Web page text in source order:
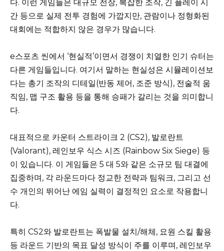
다. 이런 게임들은 대규모 전장, 복잡한 조작, 긴 플레이 시
간 등으로 실제 전투 경험에 가깝지만, 관람이나 정형화된
대회에는 적합하지 않은 경우가 많습니다.
e스포츠 씬에서 ‘현실적’이면서 경쟁이 치열한 인기 슈터는
다른 게임들입니다. 여기서 말하는 현실성은 시뮬레이션보
다는 총기 조작의 디테일(반동 제어, 조준 방식), 전술적 움
직임, 맵 구조 활용 등을 통해 승패가 갈리는 것을 의미합니
다.
대표적으로 카운터 스트라이크 2 (CS2), 발로란트
(Valorant), 레인보우 식스 시즈 (Rainbow Six Siege) 등
이 있습니다. 이 게임들은 5 대 5와 같은 소규모 팀 대결에
집중하며, 각 라운드마다 정교한 전략과 팀워크, 그리고 선
수 개인의 뛰어난 에임 실력이 결정적인 요소로 작용합니
다.
특히 CS2와 발로란트는 폭발물 설치/해체, 요원 스킬 활용
등 라운드 기반의 목표 달성 방식이 주를 이루며, 레인보우